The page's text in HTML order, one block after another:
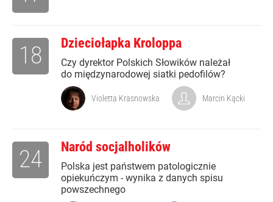
Dzieciołapka Kroloppa
Czy dyrektor Polskich Słowików należał
do międzynarodowej siatki pedofilów?
18
Violetta Krasnowska Marcin Kącki
Naród socjalholików
Polska jest państwem patologicznie
opiekuńczym - wynika z danych spisu
powszechnego
24